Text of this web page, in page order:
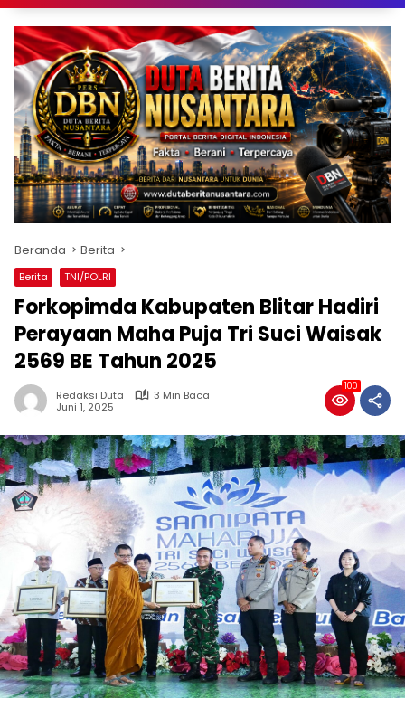
Beranda Berita
Berita TNI/POLRI
Forkopimda Kabupaten Blitar Hadiri
Perayaan Maha Puja Tri Suci Waisak
2569 BE Tahun 2025
Redaksi Duta
3 Min Baca
Juni 1, 2025
100